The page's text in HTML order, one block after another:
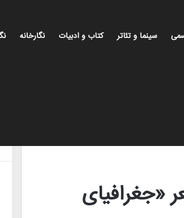
سینما و تئاتر کتاب و ادبیات نگارخانه
«جغرافیای